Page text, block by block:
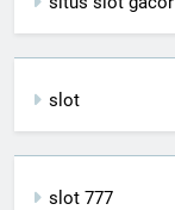
slot
slot 777